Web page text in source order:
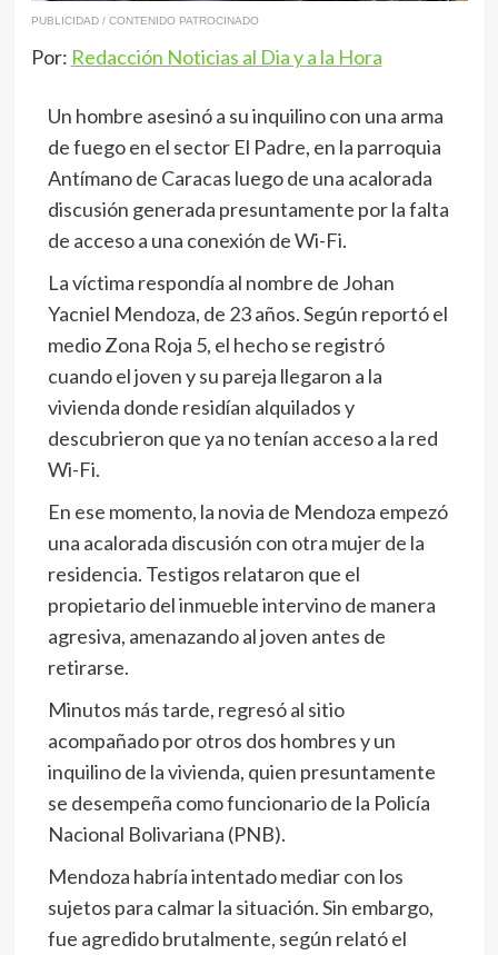
PUBLICIDAD / CONTENIDO PATROCINADO
Por: Redacción Noticias al Dia y a la Hora
Un hombre asesinó a su inquilino con una arma
de fuego en el sector El Padre, en la parroquia
Antímano de Caracas luego de una acalorada
discusión generada presuntamente por la falta
de acceso a una conexión de Wi-Fi.
La víctima respondía al nombre de Johan
Yacniel Mendoza, de 23 años. Según reportó el
medio Zona Roja 5, el hecho se registró
cuando el joven y su pareja llegaron a la
vivienda donde residían alquilados y
descubrieron que ya no tenían acceso a la red
Wi-Fi.
En ese momento, la novia de Mendoza empezó
una acalorada discusión con otra mujer de la
residencia. Testigos relataron que el
propietario del inmueble intervino de manera
agresiva, amenazando al joven antes de
retirarse.
Minutos más tarde, regresó al sitio
acompañado por otros dos hombres y un
inquilino de la vivienda, quien presuntamente
se desempeña como funcionario de la Policía
Nacional Bolivariana (PNB).
Mendoza habría intentado mediar con los
sujetos para calmar la situación. Sin embargo,
fue agredido brutalmente, según relató el